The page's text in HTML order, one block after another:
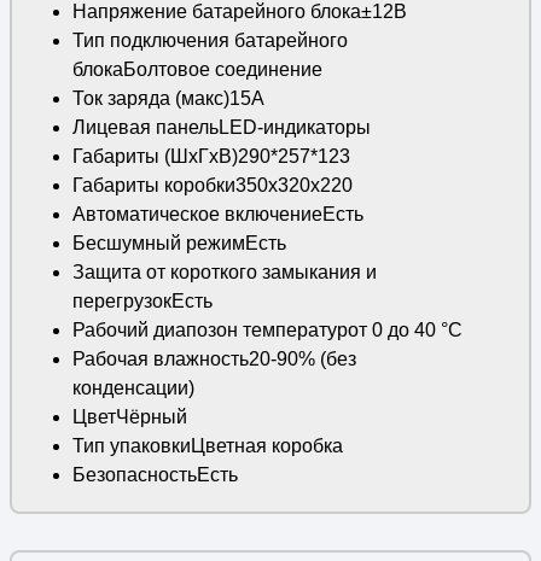
Напряжение батарейного блока±12В
Тип подключения батарейного
блокаБолтовое соединение
Ток заряда (макс)15А
Лицевая панельLED-индикаторы
Габариты (ШхГхВ)290*257*123
Габариты коробки350x320x220
Автоматическое включениеЕсть
Бесшумный режимЕсть
Защита от короткого замыкания и
перегрузокЕсть
Рабочий диапозон температурот 0 до 40 °С
Рабочая влажность20-90% (без
конденсации)
ЦветЧёрный
Тип упаковкиЦветная коробка
БезопасностьЕсть